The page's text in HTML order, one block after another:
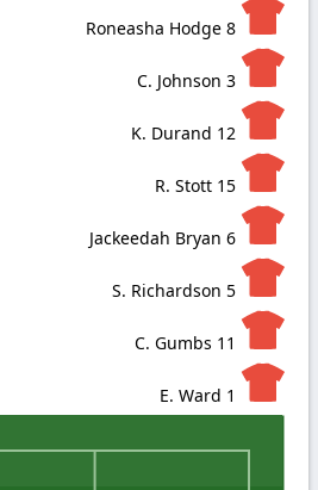
8
Roneasha Hodge
3
C. Johnson
12
K. Durand
15
R. Stott
6
Jackeedah Bryan
5
S. Richardson
11
C. Gumbs
1
E. Ward